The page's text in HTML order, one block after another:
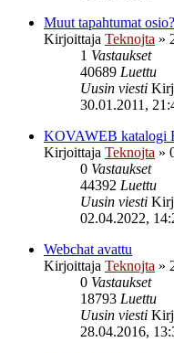
Muut tapahtumat osio?
Kirjoittaja Teknojta »
1 Vastaukset
40689 Luettu
Uusin viesti
30.01.2011,
KOVAWEB katalogi
Kirjoittaja Teknojta »
0 Vastaukset
44392 Luettu
Uusin viesti
02.04.2022,
Webchat avattu
Kirjoittaja Teknojta »
0 Vastaukset
18793 Luettu
Uusin viesti
28.04.2016,